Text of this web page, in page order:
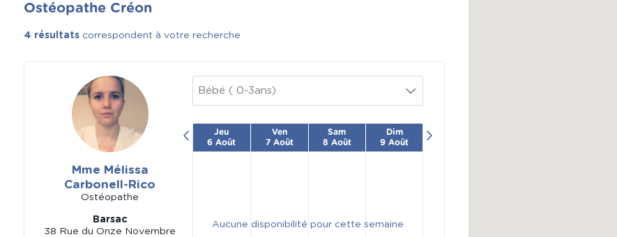
Ostéopathe Créon
4 résultats correspondent à votre recherche
Mme Mélissa
Carbonell-Rico
Ostéopathe
Barsac
38 Rue du Onze Novembre
Bébé ( 0-3ans)
Aucune disponibilité pour cette semaine
Jeu
6 Août
Ven
7 Août
Sam
8 Août
Dim
9 Août